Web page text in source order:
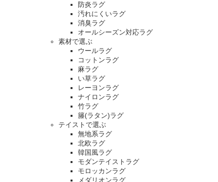
防炎ラグ
汚れにくいラグ
消臭ラグ
オールシーズン対応ラグ
素材で選ぶ
ウールラグ
コットンラグ
麻ラグ
い草ラグ
レーヨンラグ
ナイロンラグ
竹ラグ
籐(ラタン)ラグ
テイストで選ぶ
無地系ラグ
北欧ラグ
韓国風ラグ
モダンテイストラグ
モロッカンラグ
メダリオンラグ